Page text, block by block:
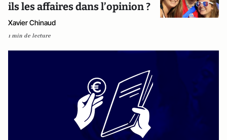
ils les affaires dans l’opinion ?
Xavier Chinaud
1 min de lecture